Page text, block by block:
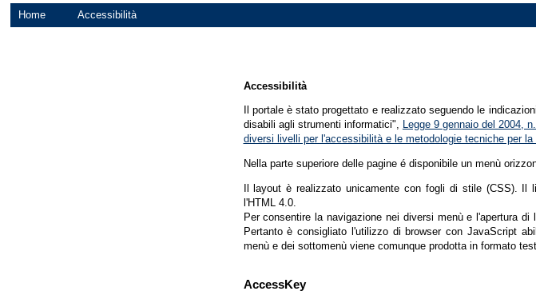
Home Accessibilità
Accessibilità
Il portale è stato progettato e realizzato seguendo le
disabili agli strumenti informatici", Legge 9 gennaio del 2004,
diversi livelli per l'accessibilità e le metodologie tecniche per
Nella parte superiore delle pagine é disponibile un menù
Il layout è realizzato unicamente con fogli di stile (CSS). Il
l'HTML 4.0.
Per consentire la navigazione nei diversi menù e l'apertura
Pertanto è consigliato l'utilizzo di browser con JavaScript
menù e dei sottomenù viene comunque prodotta in formato
AccessKey